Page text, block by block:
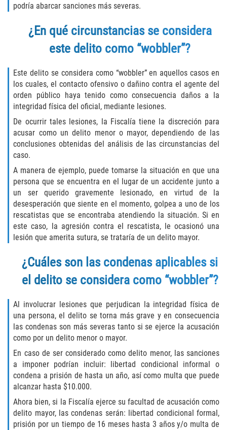
Merodear Para Cometer Prostitución
Penetración Sexual Forzada
Prostitución y Solicitación
Violación Estatutaria
Agresión Sexual
Aumento de Sentencia para Pandillas
Disuadir a un Testigo
Intento de Asesinato
Homicidio
Homicidio Voluntario
Homicidio Involuntario
Secuestro
Delitos Contra La Propiedad
Dañar Líneas Telefónicas, Eléctricas o
de Servicios Públicos
Incendio Provocado
podría abarcar sanciones más severas.
¿En qué circunstancias se considera
este delito como “wobbler”?
Este delito se considera como “wobbler” en aquellos casos en
los cuales, el contacto ofensivo o dañino contra el agente del
orden público haya tenido como consecuencia daños a la
integridad física del oficial, mediante lesiones.
De ocurrir tales lesiones, la Fiscalía tiene la discreción para
acusar como un delito menor o mayor, dependiendo de las
conclusiones obtenidas del análisis de las circunstancias del
caso.
A manera de ejemplo, puede tomarse la situación en que una
persona que se encuentra en el lugar de un accidente junto a
un ser querido gravemente lesionado, en virtud de la
desesperación que siente en el momento, golpea a uno de los
rescatistas que se encontraba atendiendo la situación. Si en
este caso, la agresión contra el rescatista, le ocasionó una
lesión que amerita sutura, se trataría de un delito mayor.
¿Cuáles son las condenas aplicables si
el delito se considera como “wobbler”?
Al involucrar lesiones que perjudican la integridad física de
una persona, el delito se torna más grave y en consecuencia
las condenas son más severas tanto si se ejerce la acusación
como por un delito menor o mayor.
En caso de ser considerado como delito menor, las sanciones
a imponer podrían incluir: libertad condicional informal o
condena a prisión de hasta un año, así como multa que puede
alcanzar hasta $10.000.
Ahora bien, si la Fiscalía ejerce su facultad de acusación como
delito mayor, las condenas serán: libertad condicional formal,
prisión por un tiempo de 16 meses hasta 3 años y/o multa de